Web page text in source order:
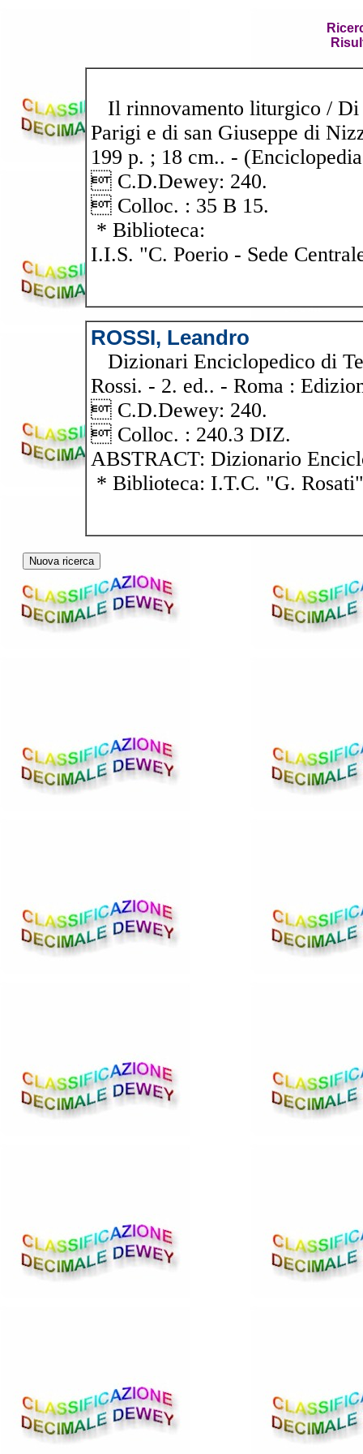
Il rinnovamento liturgico / Di
Parigi e di san Giuseppe di
199 p. ; 18 cm.. -
 C.D.Dewey: 240.
 Colloc. : 35 B 15.
* Biblioteca:
I.I.S. "C. Poerio - Sede
ROSSI, Leandro
Dizionari Enciclopedico di
Rossi. - 2. ed.. - Roma :
 C.D.Dewey: 240.
 Colloc. : 240.3 DIZ.
ABSTRACT: Dizionario
* Biblioteca: I.T.C. "G. Rosati"